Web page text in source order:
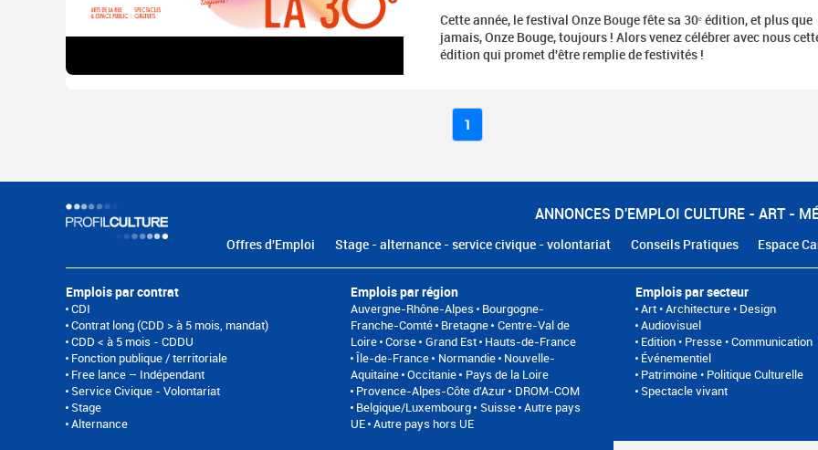
Cette année, le festival Onze Bouge fête sa 30ᵉ édition, et plus que
jamais, Onze Bouge, toujours ! Alors venez célébrer avec nous
édition qui promet d'être remplie de festivités !
1
ANNONCES D'EMPLOI CULTURE - ART -
Offres d'Emploi Stage - alternance - service civique - volontariat Conseils Pratiques Espace
Emplois par contrat
CDI
Contrat long (CDD > à 5 mois, mandat)
CDD < à 5 mois - CDDU
Fonction publique / territoriale
Free lance – Indépendant
Service Civique - Volontariat
Stage
Alternance
Emplois par région
Auvergne-Rhône-Alpes
Bourgogne-
Franche-Comté Bretagne Centre-Val de
Loire Corse Grand Est Hauts-de-France
Île-de-France
Normandie Nouvelle-
Aquitaine Occitanie
Pays de la Loire
Provence-Alpes-Côte d'Azur
DROM-COM
Belgique/Luxembourg
Suisse Autre pays
UE Autre pays hors UE
Emplois par secteur
Art • Architecture • Design
Audiovisuel
Edition • Presse • Communication
Événementiel
Patrimoine • Politique Culturelle
Spectacle vivant